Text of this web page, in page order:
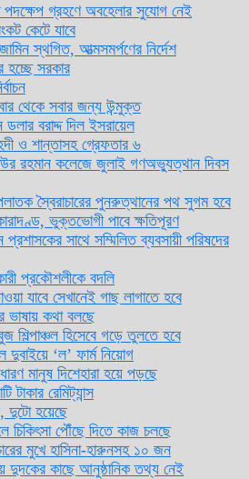
পদক্ষেপ গ্রহণে অবহেলার সুযোগ নেই
কেটে যাবে
স্থগিত, আত্মসমর্পণের নির্দেশ
হচ্ছে সরকার
থেকে সবার জন্য উন্মুক্ত
বরাদ্দ দিল ইসরায়েল
ও শান্তাসহ গ্রেফতার ৬
রহমান কলেজে জুলাই গণঅভ্যুত্থান দিবস
স্বৈরাচারের পুনরুত্থানের পথ সুগম হবে
ভুক্তভোগী পাবে ক্ষতিপূরণ
সাথে সম্মিলিত ব্যবসায়ী পরিষদের
প্রকৌশলীকে বদলি
যাবে সেখানেই গাছ লাগাতে হবে
ভাষায় কথা বলছে
শিল্পাঞ্চল হিসেবে গড়ে তুলতে হবে
দুবাইয়ে ‌‘ল’ ফার্ম নিয়োগ
মানুষ দিশেহারা হয়ে পড়ছে
রেমিট্যান্স
দুটো হয়েছে
চিকিৎসা পৌঁছে দিতে কাজ চলছে
মুখে হাসিনা-হারুনসহ ১০ জন
দুদকের কাছে আনুষ্ঠানিক তথ্য নেই